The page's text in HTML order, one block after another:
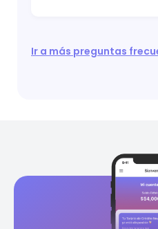
Ir a más preguntas